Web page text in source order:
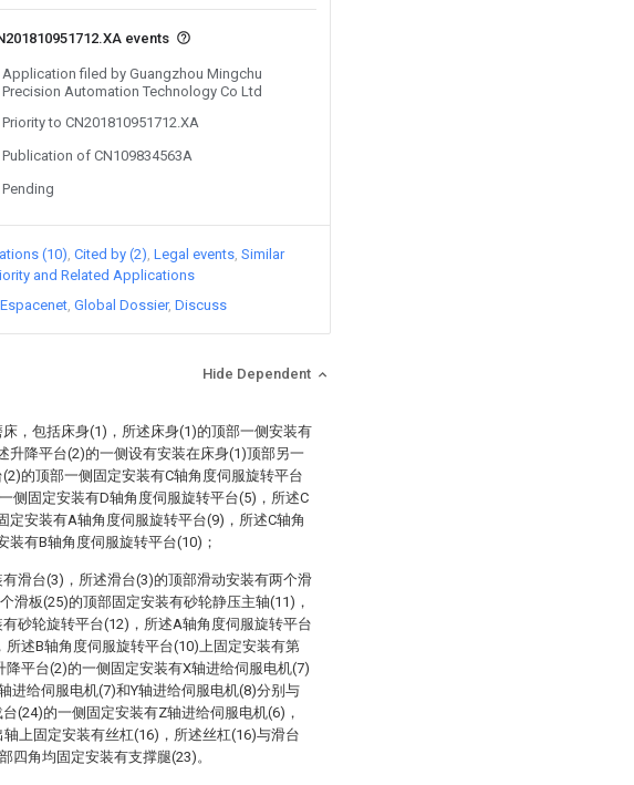
events
Application filed by Guangzhou Mingchu
Precision Automation Technology Co Ltd
Priority to CN201810951712.XA
Publication of CN109834563A
Pending
(10) Cited by (2) Legal events Similar
and Related Applications
Espacenet Global Dossier Discuss
Hide Dependent
，包括床身(1)，所述床身(1)的顶部一侧安装有
升降平台(2)的一侧设有安装在床身(1)顶部另一
的顶部一侧固定安装有C轴角度伺服旋转平台
侧固定安装有D轴角度伺服旋转平台(5)，所述C
定安装有A轴角度伺服旋转平台(9)，所述C轴角
装有B轴角度伺服旋转平台(10)；
滑台(3)，所述滑台(3)的顶部滑动安装有两个滑
滑板(25)的顶部固定安装有砂轮静压主轴(11)，
砂轮旋转平台(12)，所述A轴角度伺服旋转平台
述B轴角度伺服旋转平台(10)上固定安装有第
平台(2)的一侧固定安装有X轴进给伺服电机(7)
进给伺服电机(7)和Y轴进给伺服电机(8)分别与
(24)的一侧固定安装有Z轴进给伺服电机(6)，
上固定安装有丝杠(16)，所述丝杠(16)与滑台
四角均固定安装有支撑腿(23)。